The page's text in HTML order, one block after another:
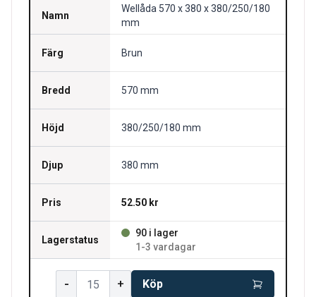
Namn
Wellåda 570 x 380 x 380/250/180
mm
Färg Brun
Bredd 570 mm
Höjd 380/250/180 mm
Djup 380 mm
Pris 52.50 kr
Lagerstatus
90 i lager
1-3 vardagar
- + Köp